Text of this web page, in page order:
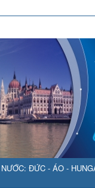
ĐỨC - ÁO -